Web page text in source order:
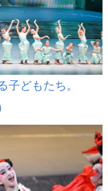
子どもたち。